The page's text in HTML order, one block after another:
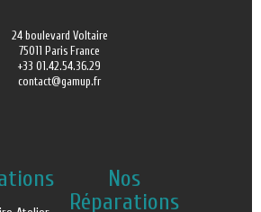
24 boulevard Voltaire
75011 Paris France
+33 01.42.54.36.29
contact@gamup.fr
Nos
Réparations